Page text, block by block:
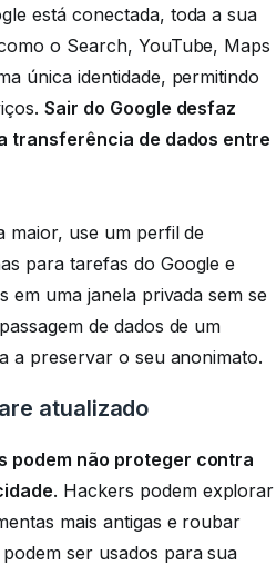
está conectada, toda a sua
o Search, YouTube, Maps
única identidade, permitindo
Sair do Google desfaz
transferência de dados entre
maior, use um perfil de
para tarefas do Google e
em uma janela privada sem se
de dados de um
a preservar o seu anonimato.
atualizado
podem não proteger contra
. Hackers podem explorar
mais antigas e roubar
ser usados para sua